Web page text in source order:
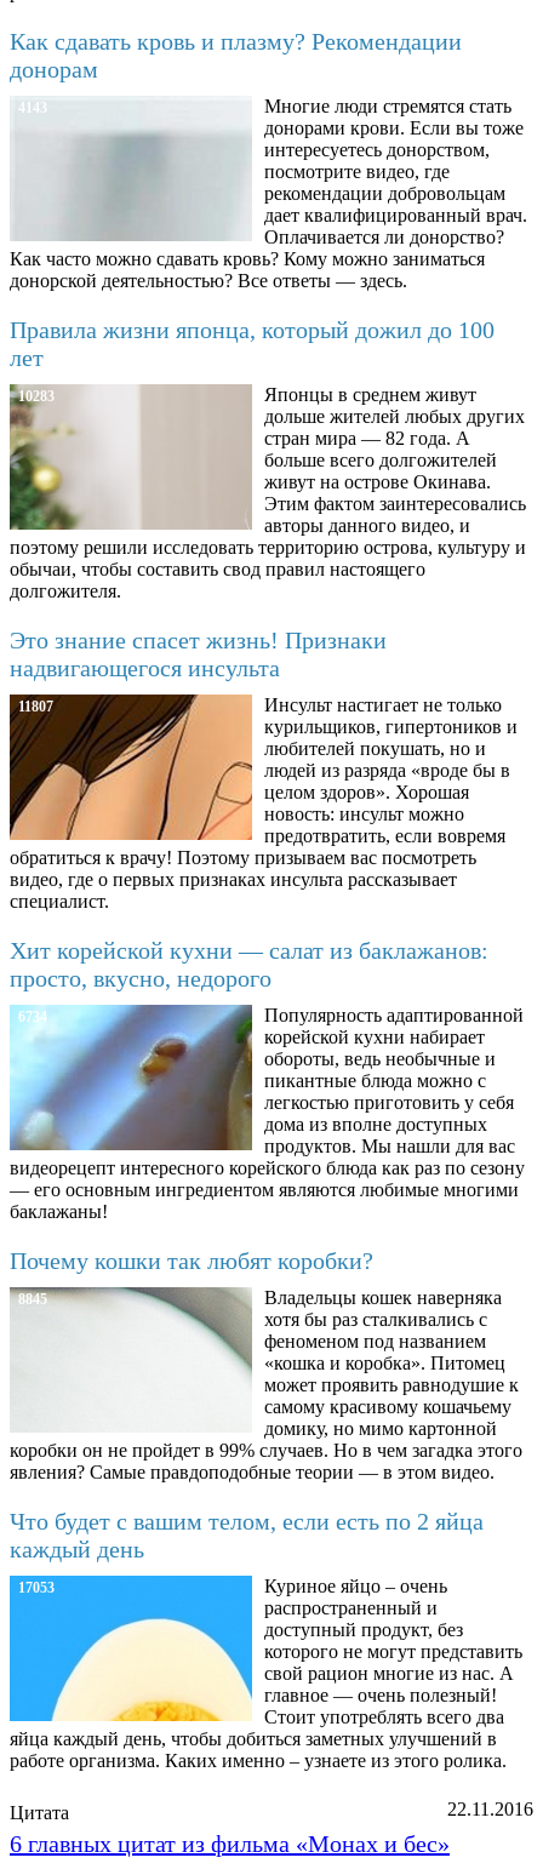
Как сдавать кровь и плазму? Рекомендации
донорам
4143
Многие люди стремятся стать
донорами крови. Если вы тоже
интересуетесь донорством,
посмотрите видео, где
рекомендации добровольцам
дает квалифицированный врач.
Оплачивается ли донорство?
Как часто можно сдавать кровь? Кому можно заниматься
донорской деятельностью? Все ответы — здесь.
Правила жизни японца, который дожил до 100
лет
10283
Японцы в среднем живут
дольше жителей любых других
стран мира — 82 года. А
больше всего долгожителей
живут на острове Окинава.
Этим фактом заинтересовались
авторы данного видео, и
поэтому решили исследовать территорию острова, культуру и
обычаи, чтобы составить свод правил настоящего
долгожителя.
Это знание спасет жизнь! Признаки
надвигающегося инсульта
11807
Инсульт настигает не только
курильщиков, гипертоников и
любителей покушать, но и
людей из разряда «вроде бы в
целом здоров». Хорошая
новость: инсульт можно
предотвратить, если вовремя
обратиться к врачу! Поэтому призываем вас посмотреть
видео, где о первых признаках инсульта рассказывает
специалист.
Хит корейской кухни — салат из баклажанов:
просто, вкусно, недорого
6734
Популярность адаптированной
корейской кухни набирает
обороты, ведь необычные и
пикантные блюда можно с
легкостью приготовить у себя
дома из вполне доступных
продуктов. Мы нашли для вас
видеорецепт интересного корейского блюда как раз по сезону
— его основным ингредиентом являются любимые многими
баклажаны!
Почему кошки так любят коробки?
8845
Владельцы кошек наверняка
хотя бы раз сталкивались с
феноменом под названием
«кошка и коробка». Питомец
может проявить равнодушие к
самому красивому кошачьему
домику, но мимо картонной
коробки он не пройдет в 99% случаев. Но в чем загадка этого
явления? Самые правдоподобные теории — в этом видео.
Что будет с вашим телом, если есть по 2 яйца
каждый день
17053
Куриное яйцо – очень
распространенный и
доступный продукт, без
которого не могут представить
свой рацион многие из нас. А
главное — очень полезный!
Стоит употреблять всего два
яйца каждый день, чтобы добиться заметных улучшений в
работе организма. Каких именно – узнаете из этого ролика.
22.11.2016
Цитата
6 главных цитат из фильма «Монах и бес»